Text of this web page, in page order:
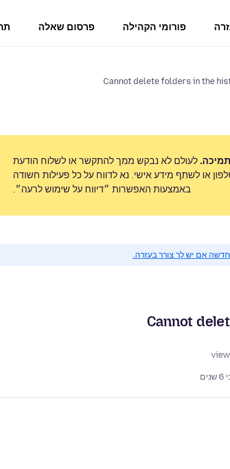
פורומי הקהילה פרסום שאלה
Cannot delete folders in the
לעולם לא נבקש ממך להתקשר או לשלוח הודעת
או לשתף מידע אישי. נא לדווח על כל פעילות חשודה
באמצעות האפשרות ״דיווח על שימוש לרעה״.
אם יש לך צורך בעזרה.
Cannot